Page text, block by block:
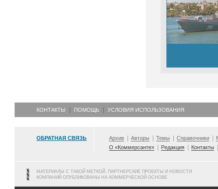
КОНТАКТЫ ПОМОЩЬ УСЛОВИЯ ИСПОЛЬЗОВАНИЯ
ОБРАТНАЯ СВЯЗЬ Архив Авторы Темы Справочники
О «Коммерсанте»
Редакция Контакты
МАТЕРИАЛЫ С ТАКОЙ МЕТКОЙ, ПАРТНЕРСКИЕ ПРОЕКТЫ И НОВОСТИ
КОМПАНИЙ ОПУБЛИКОВАНЫ НА КОММЕРЧЕСКОЙ ОСНОВЕ